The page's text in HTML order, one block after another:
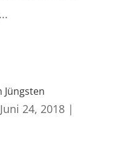
Jüngsten
Juni 24, 2018|